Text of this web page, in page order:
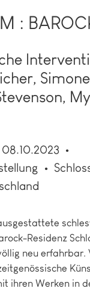
:
Residenz
neu erfahrbar.
ihren Werken in